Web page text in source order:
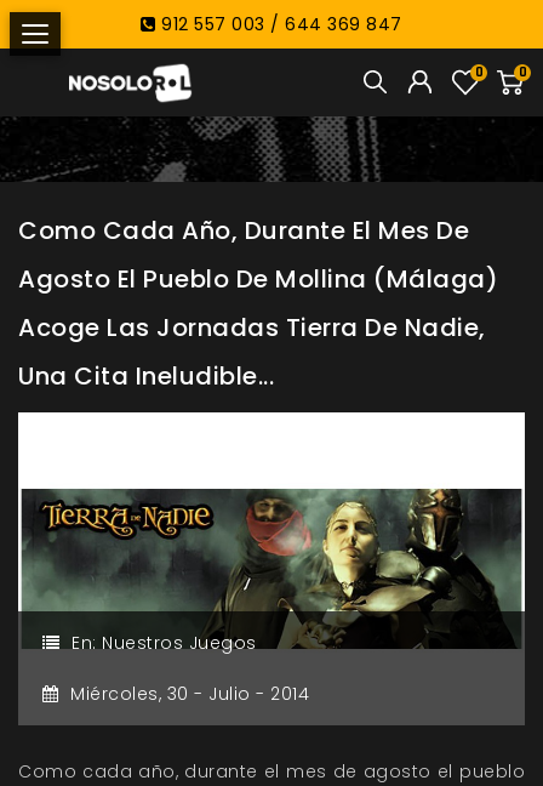
912 557 003 / 644 369 847
0
0
Como Cada Año, Durante El Mes De
Agosto El Pueblo De Mollina (Málaga)
Acoge Las Jornadas Tierra De Nadie,
Una Cita Ineludible...
En:Nuestros Juegos
Miércoles, 30 - Julio - 2014
Como cada año, durante el mes de agosto el pueblo